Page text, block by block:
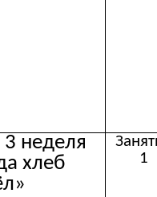
3 неделя
хлеб
1